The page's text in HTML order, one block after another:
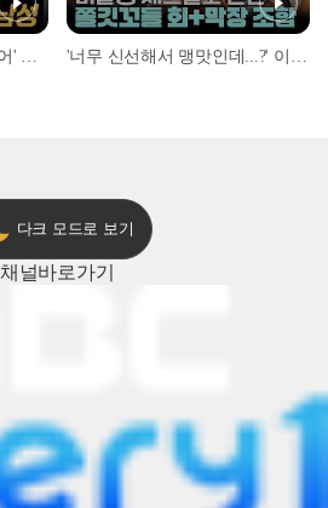
다크 모드로 보기
채널바로가기